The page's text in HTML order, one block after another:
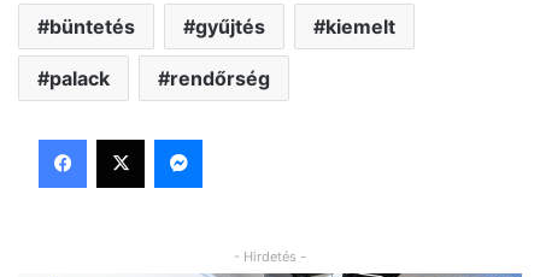
büntetés gyűjtés kiemelt
palack rendőrség
Facebook
X Messenger
- Hirdetés -